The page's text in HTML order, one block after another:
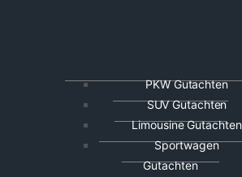
PKW Gutachten
SUV Gutachten
Limousine Gutachten
Sportwagen
Gutachten